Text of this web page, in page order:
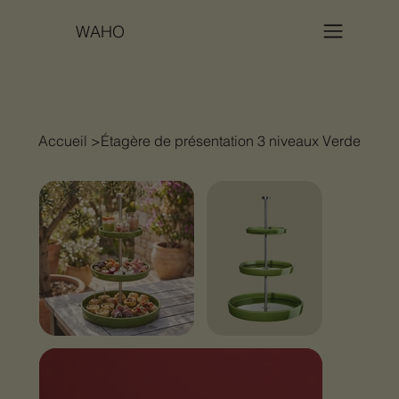
WAHO
Accueil >Étagère de présentation 3 niveaux Verde